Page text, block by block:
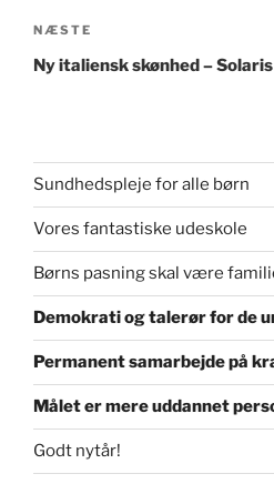
Næste
indlæg
NÆSTE
Ny italiensk skønhed –
Sundhedspleje for alle børn
Vores fantastiske udeskole
Børns pasning skal være
Demokrati og talerør for de
Permanent samarbejde på
Målet er mere uddannet
Godt nytår!